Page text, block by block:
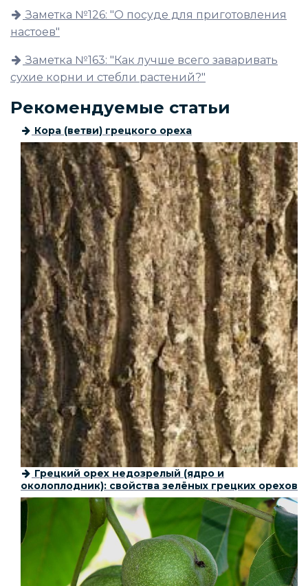
Заметка №126: "О посуде для приготовления
настоев"
Заметка №163: "Как лучше всего заваривать
сухие корни и стебли растений?"
Рекомендуемые статьи
Кора (ветви) грецкого ореха
Грецкий орех недозрелый (ядро и
околоплодник): свойства зелёных грецких орехов